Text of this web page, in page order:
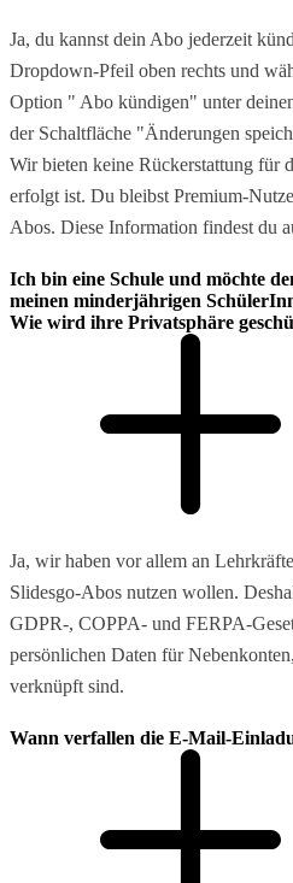
Ja, du kannst dein Abo jederzeit
Dropdown-Pfeil oben rechts und
Option " Abo kündigen" unter
der Schaltfläche "Änderungen
Wir bieten keine Rückerstattung für
erfolgt ist. Du bleibst Premium-
Abos. Diese Information findest du
Ich bin eine Schule und möchte
meinen minderjährigen
Wie wird ihre Privatsphäre
Ja, wir haben vor allem an
Slidesgo-Abos nutzen wollen.
GDPR-, COPPA- und FERPA-
persönlichen Daten für
verknüpft sind.
Wann verfallen die E-Mail-